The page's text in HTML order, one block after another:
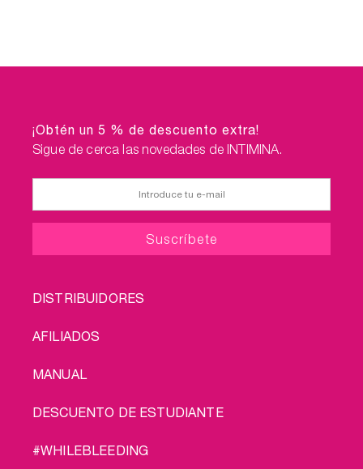
¡Obtén un 5 % de descuento extra!
Sigue de cerca las novedades de INTIMINA.
FOOTER
DISTRIBUIDORES
AFILIADOS
MANUAL
DESCUENTO DE ESTUDIANTE
#WHILEBLEEDING